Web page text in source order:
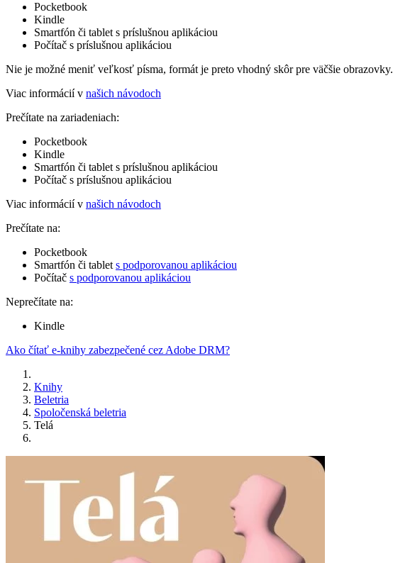
Pocketbook
Kindle
Smartfón či tablet s príslušnou aplikáciou
Počítač s príslušnou aplikáciou
Nie je možné meniť veľkosť písma, formát je preto vhodný skôr pre väčšie obrazovky.
Viac informácií v našich návodoch
Prečítate na zariadeniach:
Pocketbook
Kindle
Smartfón či tablet s príslušnou aplikáciou
Počítač s príslušnou aplikáciou
Viac informácií v našich návodoch
Prečítate na:
Pocketbook
Smartfón či tablet s podporovanou aplikáciou
Počítač s podporovanou aplikáciou
Neprečítate na:
Kindle
Ako čítať e-knihy zabezpečené cez Adobe DRM?
Knihy
Beletria
Spoločenská beletria
Telá